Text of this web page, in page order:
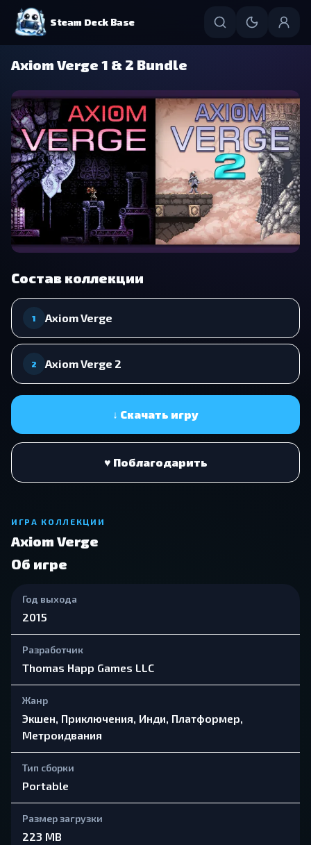
Steam Deck Base
Axiom Verge 1 & 2 Bundle
Состав коллекции
1 Axiom Verge
2 Axiom Verge 2
↓ Скачать игру
♥ Поблагодарить
ИГРА КОЛЛЕКЦИИ
Axiom Verge
Об игре
Год выхода
2015
Разработчик
Thomas Happ Games LLC
Жанр
Экшен, Приключения, Инди, Платформер,
Метроидвания
Тип сборки
Portable
Размер загрузки
223 MB